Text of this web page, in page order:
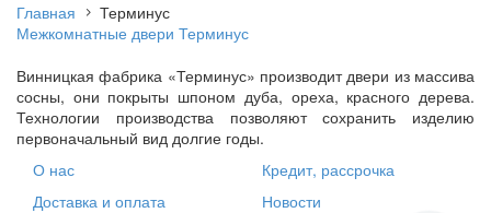
Главная
Терминус
Межкомнатные двери Терминус
Винницкая фабрика «Терминус» производит двери из массива
сосны, они покрыты шпоном дуба, ореха, красного дерева.
Технологии производства позволяют сохранить изделию
первоначальный вид долгие годы.
О нас
Доставка и оплата
Кредит, рассрочка
Новости